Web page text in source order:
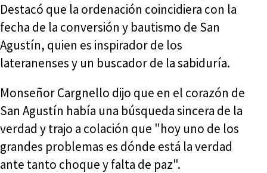
Destacó que la ordenación coincidiera con la
fecha de la conversión y bautismo de San
Agustín, quien es inspirador de los
lateranenses y un buscador de la sabiduría.
Monseñor Cargnello dijo que en el corazón de
San Agustín había una búsqueda sincera de la
verdad y trajo a colación que "hoy uno de los
grandes problemas es dónde está la verdad
ante tanto choque y falta de paz".